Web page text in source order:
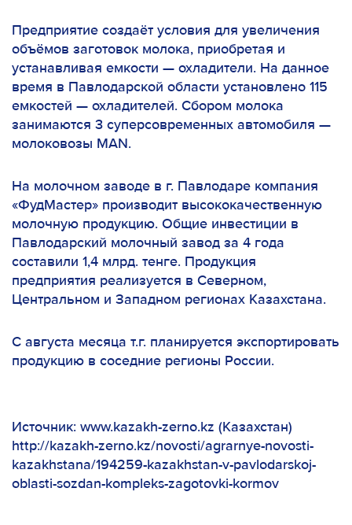
Предприятие создаёт условия для увеличения
объёмов заготовок молока, приобретая и
устанавливая емкости — охладители. На данное
время в Павлодарской области установлено 115
емкостей — охладителей. Сбором молока
занимаются 3 суперсовременных автомобиля —
молоковозы MAN.
На молочном заводе в г. Павлодаре компания
«ФудМастер» производит высококачественную
молочную продукцию. Общие инвестиции в
Павлодарский молочный завод за 4 года
составили 1,4 млрд. тенге. Продукция
предприятия реализуется в Северном,
Центральном и Западном регионах Казахстана.
С августа месяца т.г. планируется экспортировать
продукцию в соседние регионы России.
Источник: www.kazakh-zerno.kz (Казахстан)
http://kazakh-zerno.kz/novosti/agrarnye-novosti-
kazakhstana/194259-kazakhstan-v-pavlodarskoj-
oblasti-sozdan-kompleks-zagotovki-kormov